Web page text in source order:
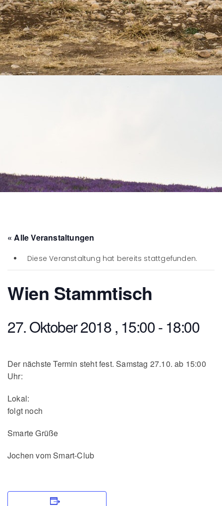
« Alle Veranstaltungen
Diese Veranstaltung hat bereits stattgefunden.
Wien Stammtisch
27. Oktober 2018 , 15:00- 18:00
Der nächste Termin steht fest. Samstag 27.10. ab 15:00
Uhr:
Lokal:
folgt noch
Smarte Grüße
Jochen vom Smart-Club